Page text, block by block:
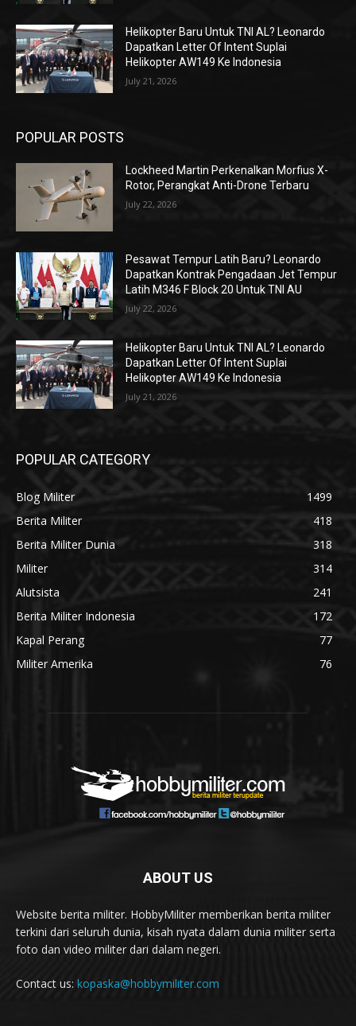
Helikopter Baru Untuk TNI AL? Leonardo
Dapatkan Letter Of Intent Suplai
Helikopter AW149 Ke Indonesia
July 21, 2026
POPULAR POSTS
Lockheed Martin Perkenalkan Morfius X-
Rotor, Perangkat Anti-Drone Terbaru
July 22, 2026
Pesawat Tempur Latih Baru? Leonardo
Dapatkan Kontrak Pengadaan Jet Tempur
Latih M346 F Block 20 Untuk TNI AU
July 22, 2026
Helikopter Baru Untuk TNI AL? Leonardo
Dapatkan Letter Of Intent Suplai
Helikopter AW149 Ke Indonesia
July 21, 2026
POPULAR CATEGORY
Blog Militer
1499
Berita Militer
418
Berita Militer Dunia
318
Militer
314
Alutsista
241
Berita Militer Indonesia
172
Kapal Perang
77
Militer Amerika
76
ABOUT US
Website berita militer. HobbyMiliter memberikan berita militer
terkini dari seluruh dunia, kisah nyata dalam dunia militer serta
foto dan video militer dari dalam negeri.
Contact us: kopaska@hobbymiliter.com